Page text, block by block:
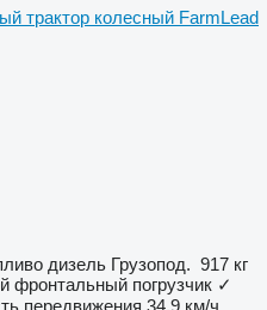
трактор колесный FarmLead
дизель Грузопод. 917 кг
фронтальный погрузчик ✓
передвижения 34,9 км/ч